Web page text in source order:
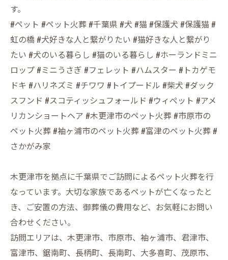
す。
#ペット #ペット火葬 #千葉県 #犬 #猫 #保護犬 #保護猫 #
虹の橋 #犬好きな人と繋がりたい #猫好きな人と繋がり
たい #犬のいる暮らし #猫のいる暮らし #ホーランドミニ
ロップ #ミニうさぎ #フェレット #ハムスター #トカゲモ
ドキ #ハリネズミ #チワワ #トイプードル #柴犬 #ダック
スフンド #スコティッシュフォールド #ウィぺット #アメ
リカンショートヘア #木更津市のペット火葬 #市原市の
ペット火葬 #袖ヶ浦市のペット火葬 #富津のペット火葬 #
さかがみ家
木更津市を拠点に千葉県でご訪問によるペット火葬を行
なっています。大切な家族であるペットが亡くなったと
き、ご安置の方法、御葬儀の費用など、お気軽にお問い
合わせください。
訪問エリアは、木更津市、市原市、袖ヶ浦市、君津市、
富津市、鋸南町、長柄町、長南町、大多喜町、茂原市、